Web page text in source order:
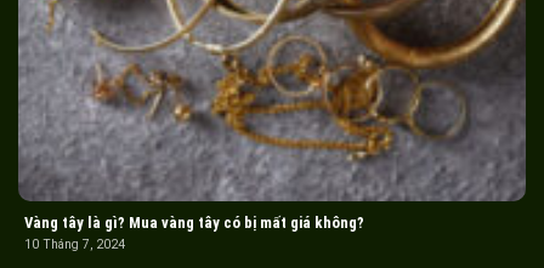
Vàng tây là gì? Mua vàng tây có bị mất giá không?
10 Tháng 7, 2024